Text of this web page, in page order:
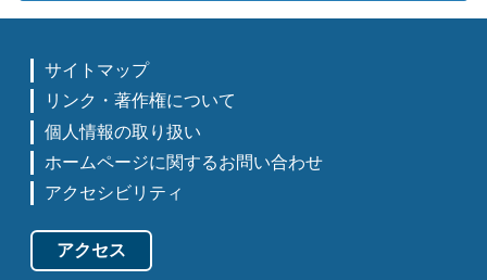
サイトマップ
リンク・著作権について
個人情報の取り扱い
ホームページに関するお問い合わせ
アクセシビリティ
アクセス